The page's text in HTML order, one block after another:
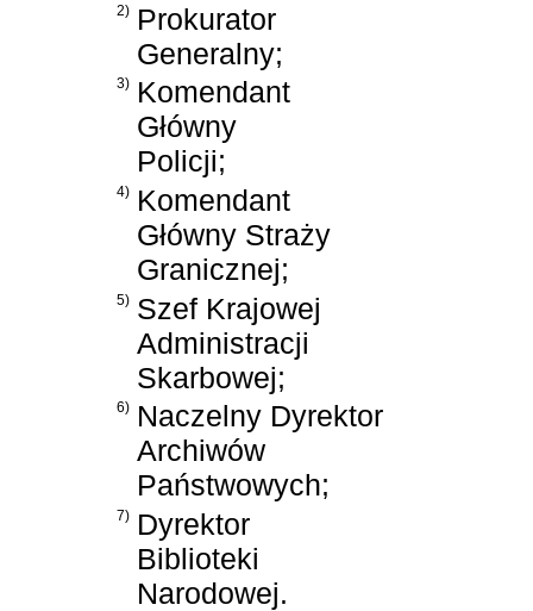
2) Prokurator
Generalny;
3) Komendant
Główny
Policji;
4) Komendant
Główny Straży
Granicznej;
5) Szef Krajowej
Administracji
Skarbowej;
6) Naczelny Dyrektor
Archiwów
Państwowych;
7) Dyrektor
Biblioteki
Narodowej.